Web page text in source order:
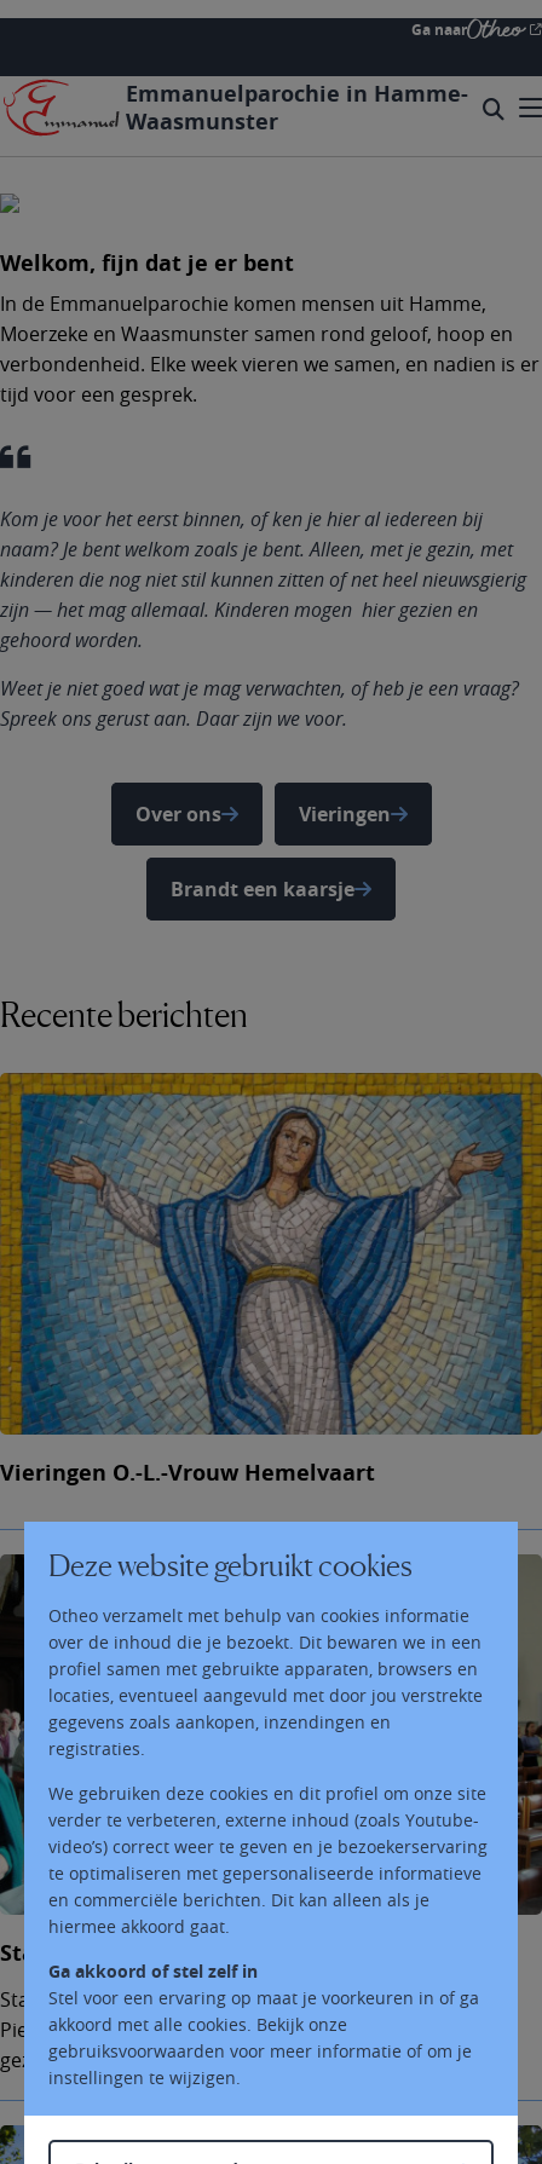
Overslaan
naar
de
inhoud
gaan
Ga naar
Emmanuelparochie in Hamme-
Waasmunster
Welkom, fijn dat je er bent
In de Emmanuelparochie komen mensen uit Hamme,
Moerzeke en Waasmunster samen rond geloof, hoop en
verbondenheid. Elke week vieren we samen, en nadien is er
tijd voor een gesprek.
Kom je voor het eerst binnen, of ken je hier al iedereen bij
naam? Je bent welkom zoals je bent. Alleen, met je gezin, met
kinderen die nog niet stil kunnen zitten of net heel nieuwsgierig
zijn — het mag allemaal. Kinderen mogen hier gezien en
gehoord worden.
Weet je niet goed wat je mag verwachten, of heb je een vraag?
Spreek ons gerust aan. Daar zijn we voor.
Over ons Vieringen
Brandt een kaarsje
Recente berichten
Vieringen O.-L.-Vrouw Hemelvaart
Startvieringen 2026
Startvieringen 2026: za 5/9 om 17.30u in Sint-
Pietersbanden en zo 6/9 om 9.30u in Moerzeke met het
gezinskoor. Welkom!
Deze website gebruikt cookies
Otheo verzamelt met behulp van cookies informatie
over de inhoud die je bezoekt. Dit bewaren we in een
profiel samen met gebruikte apparaten, browsers en
locaties, eventueel aangevuld met door jou verstrekte
gegevens zoals aankopen, inzendingen en
registraties.
We gebruiken deze cookies en dit profiel om onze site
verder te verbeteren, externe inhoud (zoals Youtube-
video’s) correct weer te geven en je bezoekerservaring
te optimaliseren met gepersonaliseerde informatieve
en commerciële berichten. Dit kan alleen als je
hiermee akkoord gaat.
Ga akkoord of stel zelf in
Stel voor een ervaring op maat je voorkeuren in of ga
akkoord met alle cookies. Bekijk onze
gebruiksvoorwaarden voor meer informatie of om je
instellingen te wijzigen.